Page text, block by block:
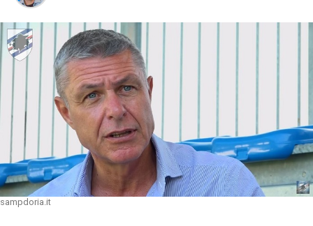
sampdoria.it